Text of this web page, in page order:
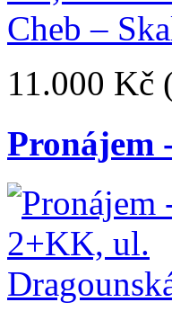
11.000 Kč
Pronájem